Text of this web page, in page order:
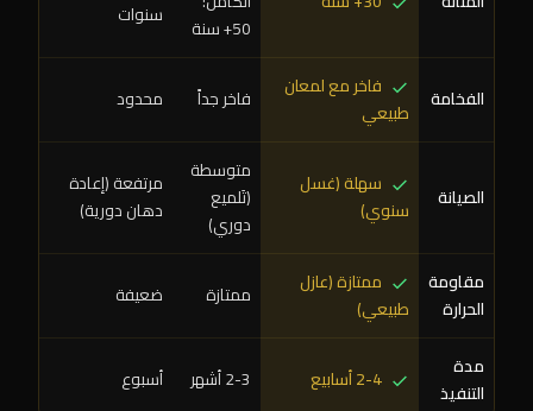
50+ سنة
سنوات
الفخامة
فاخر مع لمعان
طبيعي
فاخر جداً محدود
الصيانة
سهلة (غسل
سنوي)
متوسطة
(تَلميع
دوري)
مرتفعة (إعادة
دهان دورية)
مقاومة
الحرارة
ممتازة (عازل
طبيعي)
ممتازة ضعيفة
مدة
التنفيذ
2-3 أشهر أسبوع